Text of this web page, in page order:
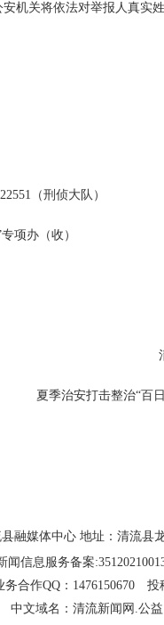
机关将依法对举报人真实
（刑侦大队）
项办（收）
夏季治安打击整治“百
融媒体中心 地址：清流县
闻信息服务备案
合作QQ：1476150670 投
中文域名：清流新闻网.公益